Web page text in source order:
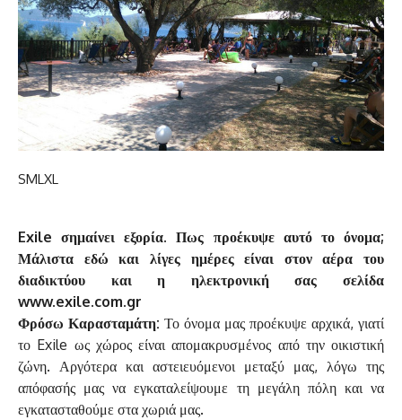
SMLXL
Exile σημαίνει εξορία. Πως προέκυψε αυτό το όνομα;
Μάλιστα εδώ και λίγες ημέρες είναι στον αέρα του
διαδικτύου και η ηλεκτρονική σας σελίδα
www.exile.com.gr
Φρόσω Καρασταμάτη: Το όνομα μας προέκυψε αρχικά, γιατί
το Exile ως χώρος είναι απομακρυσμένος από την οικιστική
ζώνη. Αργότερα και αστειευόμενοι μεταξύ μας, λόγω της
απόφασής μας να εγκαταλείψουμε τη μεγάλη πόλη και να
εγκατασταθούμε στα χωριά μας.